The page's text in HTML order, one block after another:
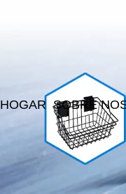
HOGAR SOBRE